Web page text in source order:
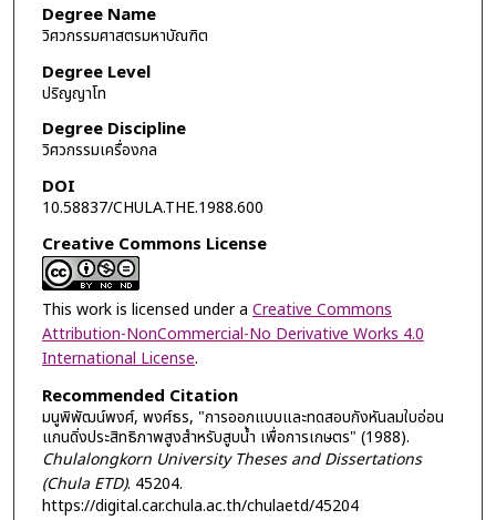
Degree Name
วิศวกรรมศาสตรมหาบัณฑิต
Degree Level
ปริญญาโท
Degree Discipline
วิศวกรรมเครื่องกล
DOI
10.58837/CHULA.THE.1988.600
Creative Commons License
This work is licensed under a Creative Commons
Attribution-NonCommercial-No Derivative Works 4.0
International License.
Recommended Citation
มนูพิพัฒน์พงศ์, พงศ์ธร, "การออกแบบและทดสอบกังหันลมใบอ่อน
แกนดิ่งประสิทธิภาพสูงสำหรับสูบน้ำ เพื่อการเกษตร" (1988).
Chulalongkorn University Theses and Dissertations
(Chula ETD). 45204.
https://digital.car.chula.ac.th/chulaetd/45204